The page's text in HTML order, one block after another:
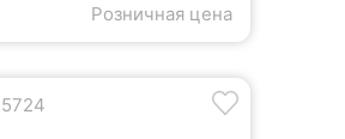
Розничная цена